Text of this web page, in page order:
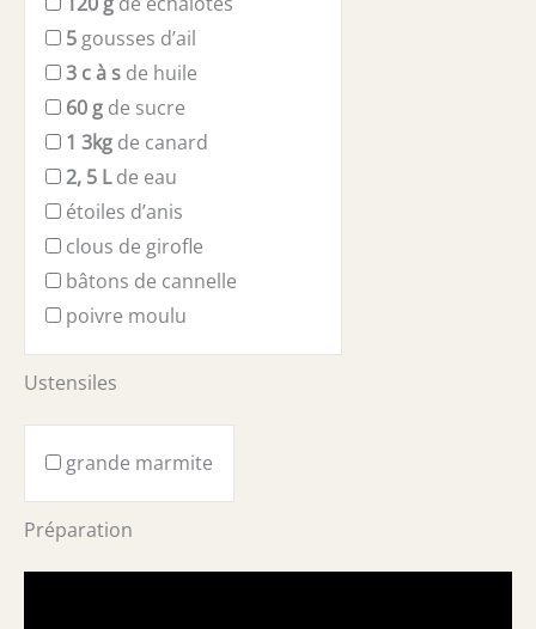
5 gousses d’ail
3 c à s de huile
60 g de sucre
1 3kg de canard
2, 5 Lde eau
étoiles d’anis
clous de girofle
bâtons de cannelle
poivre moulu
Ustensiles
grande marmite
Préparation